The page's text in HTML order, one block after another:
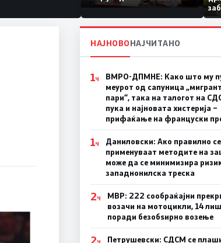
Коридор 8, Македонија
станува раскрсница на
Балканот
НАЈНОВОНАЈЧИТАНО
1Ч
ВМРО-ДПМНЕ: Како што му
меурот од сапуница
пари“, така на талогот на
пука и најновата хистерија –
прифаќање на француски
1Ч
Даниловски: Ако правилно се
применуваат методите на
може да се минимизира
западнонилска треска
2Ч
МВР: 222 сообраќајни
возачи на мотоцикли, 14
поради безобѕирно возење
Петрушевски: СДСМ се